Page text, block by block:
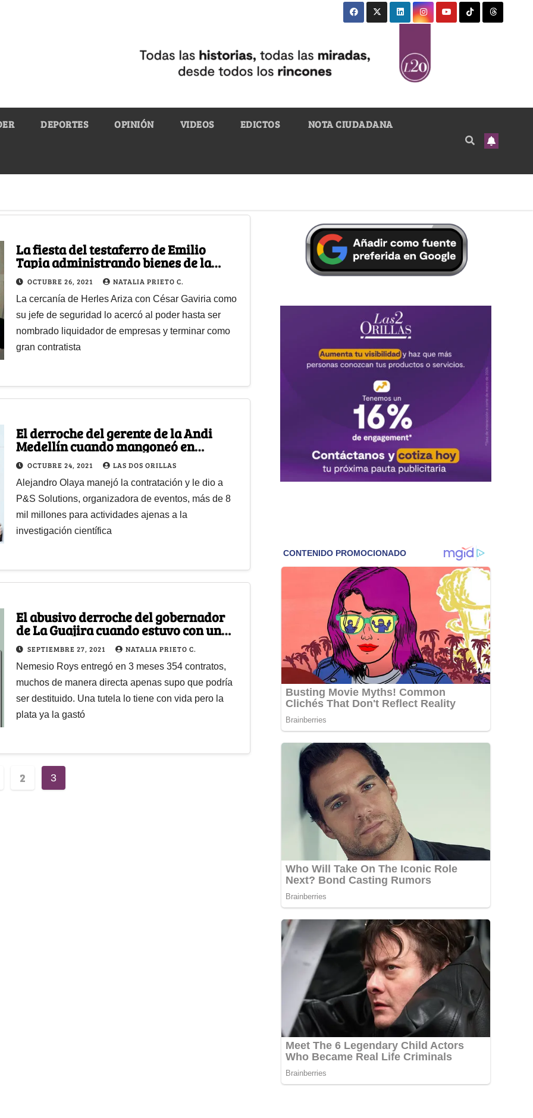
DEPORTES OPINIÓN VIDEOS EDICTOS NOTA CIUDADANA
La fiesta del testaferro de Emilio
Tapia administrando bienes de la
mafia
OCTUBRE 26, 2021 NATALIA PRIETO C.
La cercanía de Herles Ariza con César Gaviria como
su jefe de seguridad lo acercó al poder hasta ser
nombrado liquidador de empresas y terminar como
gran contratista
El derroche del gerente de la Andi
Medellín cuando mangoneó en
Colciencias
OCTUBRE 24, 2021 LAS DOS ORILLAS
Alejandro Olaya manejó la contratación y le dio a
P&S Solutions, organizadora de eventos, más de 8
mil millones para actividades ajenas a la
investigación científica
El abusivo derroche del gobernador
de La Guajira cuando estuvo con un
pie en la calle
SEPTIEMBRE 27, 2021 NATALIA PRIETO C.
Nemesio Roys entregó en 3 meses 354 contratos,
muchos de manera directa apenas supo que podría
ser destituido. Una tutela lo tiene con vida pero la
plata ya la gastó
2 3